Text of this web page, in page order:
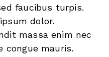
faucibus turpis.
dolor.
massa enim nec
congue mauris.